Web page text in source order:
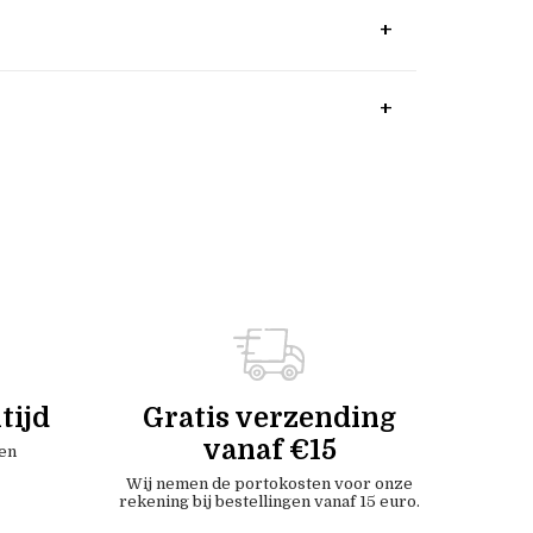
Gratis verzending
vanaf €15
Wij nemen de portokosten voor onze
rekening bij bestellingen vanaf 15 euro.